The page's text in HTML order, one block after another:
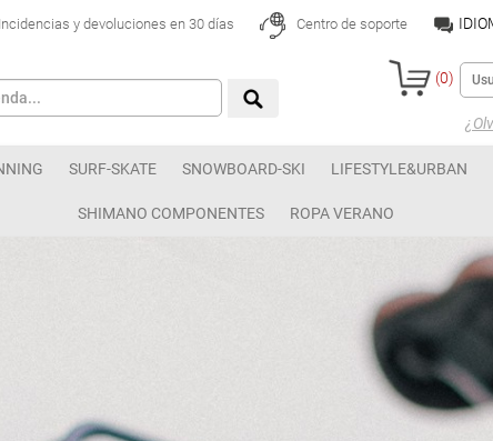
Incidencias y devoluciones en 30 días Centro de soporte
(0)
SURF-SKATE SNOWBOARD-SKI LIFESTYLE&URBAN
SHIMANO COMPONENTES ROPA VERANO